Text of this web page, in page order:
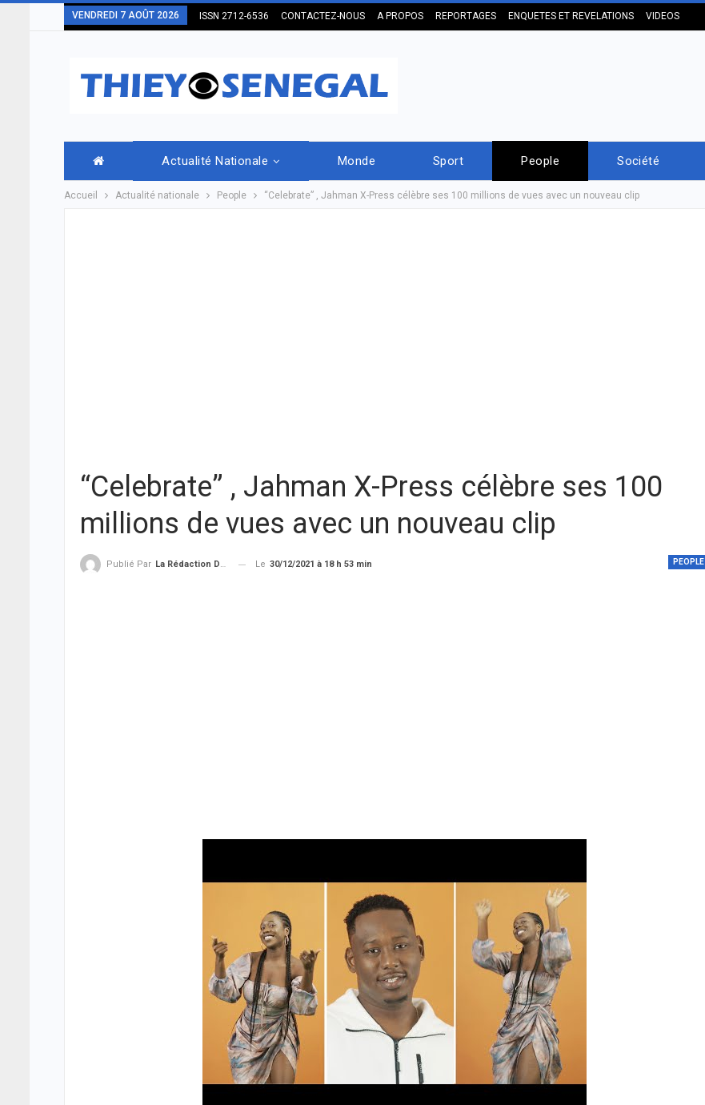
VENDREDI 7 AOÛT 2026 ISSN 2712-6536 CONTACTEZ-NOUS A PROPOS REPORTAGES ENQUETES ET REVELATIONS VIDEOS
Actualité Nationale Monde Sport People Société
Accueil Actualité nationale People “Celebrate” , Jahman X-Press célèbre ses 100 millions de vues avec un nouveau clip
“Celebrate” , Jahman X-Press célèbre ses 100
millions de vues avec un nouveau clip
PEOPLE
Publié Par La Rédaction De THIEYSENEGAL.com Le 30/12/2021 à 18 h 53 min